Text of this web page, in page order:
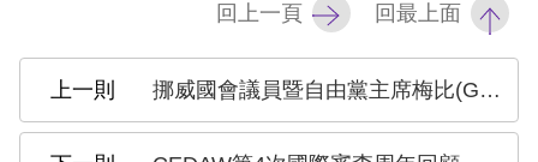
言
兒少版
回上一頁 回最上面
挪威國會議員暨自由黨主席梅比(Guri Melby)訪問團來台 與人權會交流人權議題